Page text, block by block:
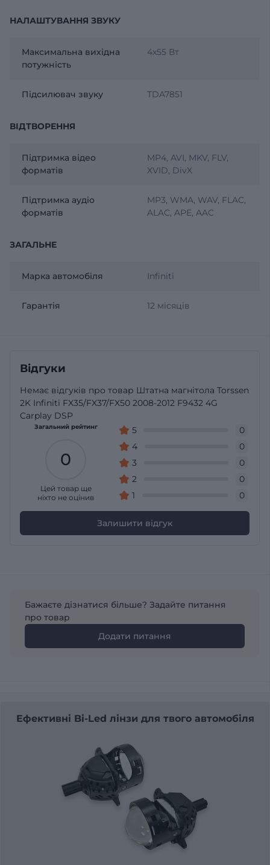
НАЛАШТУВАННЯ ЗВУКУ
Максимальна вихідна
потужність
4х55 Вт
Підсилювач звуку TDA7851
ВІДТВОРЕННЯ
Підтримка відео
форматів
MP4, AVI, MKV, FLV,
XVID, DivX
Підтримка аудіо
форматів
MP3, WMA, WAV, FLAC,
ALAC, APE, AAC
ЗАГАЛЬНЕ
Марка автомобіля Infiniti
Гарантія 12 місяців
Відгуки
Немає відгуків про товар Штатна магнітола Torssen
2K Infiniti FX35/FX37/FX50 2008-2012 F9432 4G
Carplay DSP
Загальний рейтинг
0
Цей товар ще
ніхто не оцінив
5
0
4
0
3
0
2
0
1
0
Залишити відгук
Бажаєте дізнатися більше? Задайте питання
про товар
Додати питання
Ефективні Bi-Led лінзи для твого автомобіля